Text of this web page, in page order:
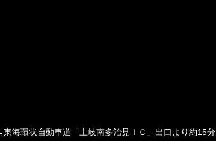
海環状自動車道「土岐南多治見ＩＣ」出口より約15分